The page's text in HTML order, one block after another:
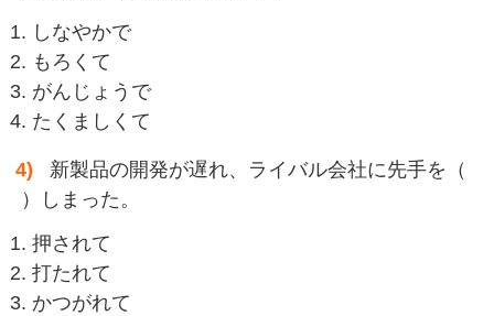
しなやかで
もろくて
がんじょうで
たくましくて
4) 新製品の開発が遅れ、ライバル会社に先手を（
）しまった。
押されて
打たれて
かつがれて